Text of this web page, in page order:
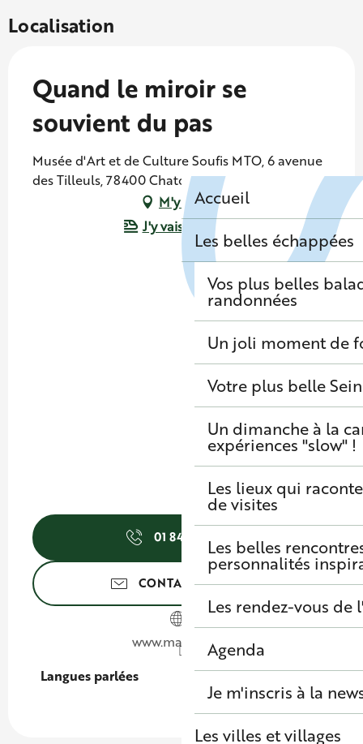
Accueil
Les belles échappées
Vos plus belles
randonnées
Un joli moment de
Votre plus belle
Un dimanche à la
expériences "slow" !
Les lieux qui
de visites
Les belles
personnalités
Les rendez-vous de
Agenda
Je m'inscris à la
Les villes et villages
Localisation
Quand le miroir se
souvient du pas
Musée d'Art et de Culture Soufis MTO, 6 avenue
des Tilleuls, 78400 Chatou
M'y rendre
J'y vais en train !
01 84 75 36
CONTACTEZ-NOUS
www.macsmto.fr
Langues parlées
Langues parlées